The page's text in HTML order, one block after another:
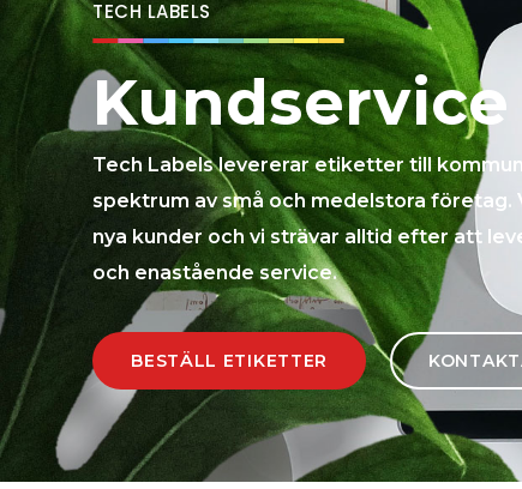
TECH LABELS
Kundservice
Tech Labels levererar etiketter till
spektrum av små och medelstora företag.
nya kunder och vi strävar alltid efter att
och enastående service.
BESTÄLL ETIKETTER